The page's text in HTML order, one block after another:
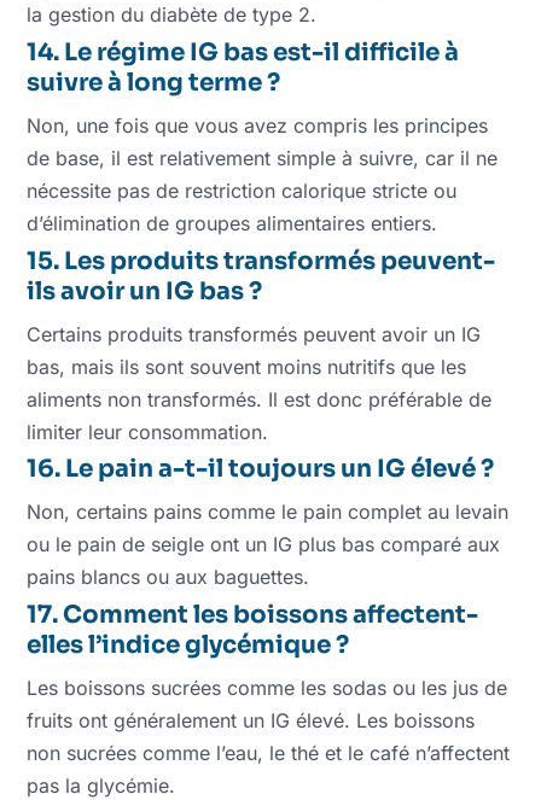
la gestion du diabète de type 2.
14. Le régime IG bas est-il difficile à
suivre à long terme ?
Non, une fois que vous avez compris les principes
de base, il est relativement simple à suivre, car il ne
nécessite pas de restriction calorique stricte ou
d’élimination de groupes alimentaires entiers.
15. Les produits transformés peuvent-
ils avoir un IG bas ?
Certains produits transformés peuvent avoir un IG
bas, mais ils sont souvent moins nutritifs que les
aliments non transformés. Il est donc préférable de
limiter leur consommation.
16. Le pain a-t-il toujours un IG élevé ?
Non, certains pains comme le pain complet au levain
ou le pain de seigle ont un IG plus bas comparé aux
pains blancs ou aux baguettes.
17. Comment les boissons affectent-
elles l’indice glycémique ?
Les boissons sucrées comme les sodas ou les jus de
fruits ont généralement un IG élevé. Les boissons
non sucrées comme l’eau, le thé et le café n’affectent
pas la glycémie.